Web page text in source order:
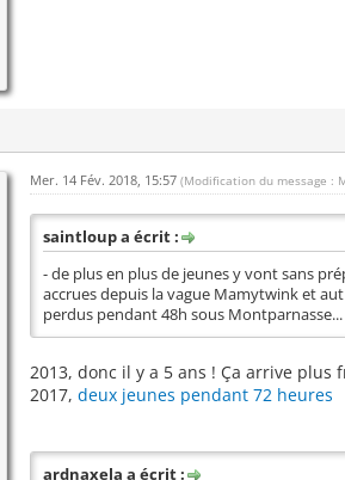
Mer. 14 Fév. 2018, 15:57 (Modification du message :
saintloup a écrit :
- de plus en plus de jeunes y vont sans
accrues depuis la vague Mamytwink et
perdus pendant 48h sous Montparnasse...
2013, donc il y a 5 ans ! Ça arrive
2017, deux jeunes pendant 72 heures
ardnaxela a écrit :